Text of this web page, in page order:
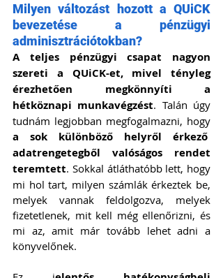
Milyen változást hozott a QUiCK
bevezetése a pénzügyi
adminisztrációtokban?
A teljes pénzügyi csapat nagyon
szereti a QUiCK-et, mivel tényleg
érezhetően megkönnyíti a
hétköznapi munkavégzést. Talán úgy
a sok különböző helyről érkező
adatrengetegből valóságos rendet
teremtett. Sokkal átláthatóbb lett, hogy
mi hol tart, milyen számlák érkeztek be,
melyek vannak feldolgozva, melyek
fizetetlenek, mit kell még ellenőrizni, és
mi az, amit már tovább lehet adni a
könyvelőnek.